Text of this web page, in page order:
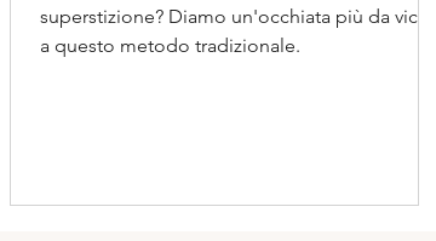
superstizione? Diamo un'occhiata più da vicino
a questo metodo tradizionale.